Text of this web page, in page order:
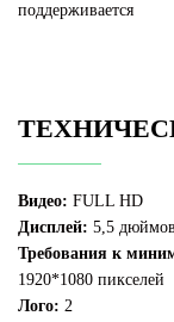
поддерживается
Видео: FULL HD
Дисплей: 5,5 дюймов
Требования к
1920*1080 пикселей
Лого: 2